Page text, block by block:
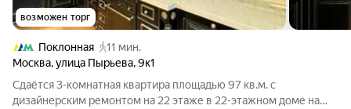
возможен торг
Поклонная
11 мин.
Москва,улица Пырьева,9к1
Сдаётся 3-комнатная квартира площадью 97 кв.м. с
дизайнерским ремонтом на 22 этаже в 22-этажном доме на